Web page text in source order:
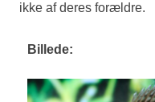
ikke af deres forældre.
Billede: